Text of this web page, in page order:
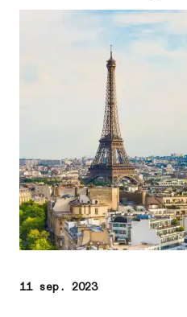
11 sep. 2023